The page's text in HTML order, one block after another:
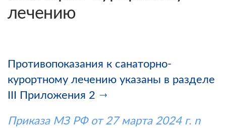
лечению
Противопоказания к санаторно-
курортному лечению указаны в разделе
III Приложения 2
Приказа МЗ РФ от 27 марта 2024 г. n